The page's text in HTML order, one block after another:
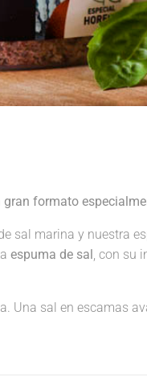
formato
sal marina y nuestra
espuma de sal, con su
Una sal en escamas